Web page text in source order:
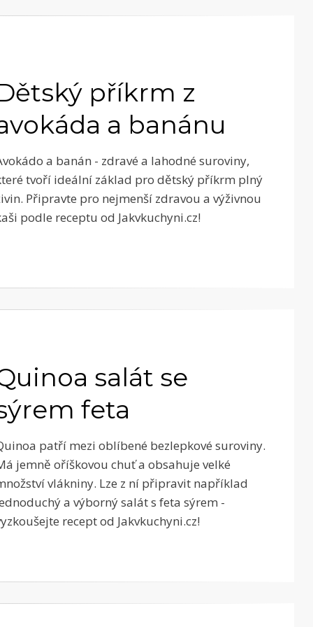
příkrm z
a banánu
a banán - zdravé a lahodné suroviny,
tvoří ideální základ pro dětský příkrm plný
Připravte pro nejmenší zdravou a výživnou
podle receptu od Jakvkuchyni.cz!
salát se
feta
patří mezi oblíbené bezlepkové suroviny.
jemně oříškovou chuť a obsahuje velké
vlákniny. Lze z ní připravit například
a výborný salát s feta sýrem -
recept od Jakvkuchyni.cz!